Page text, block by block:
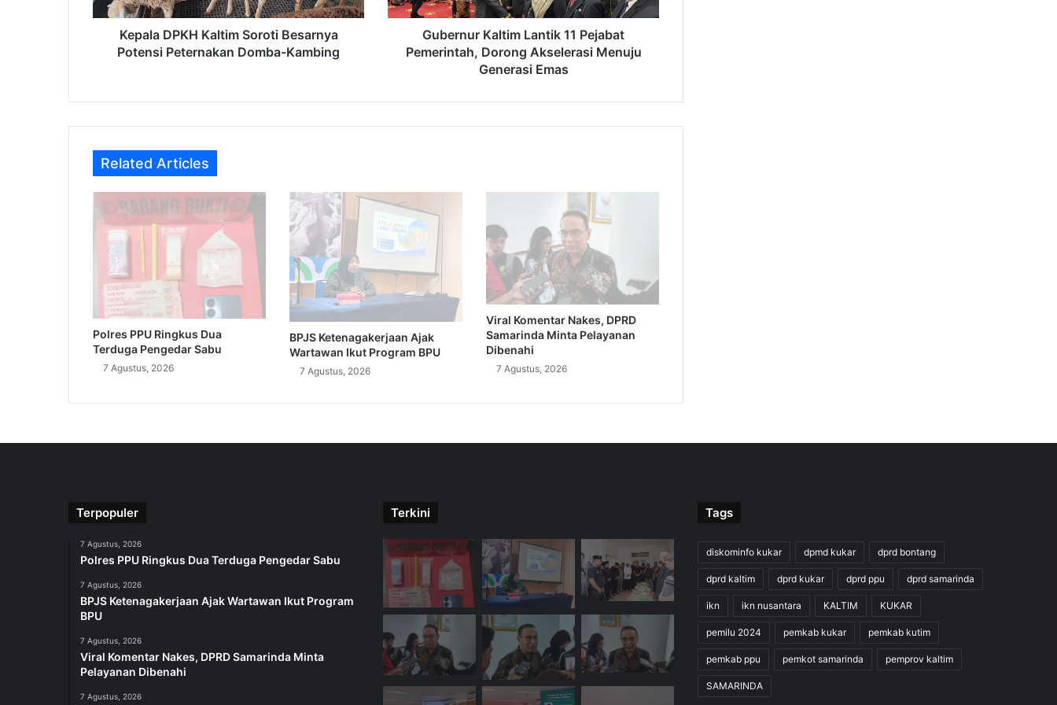
Kambing
Kepala DPKH Kaltim Soroti Besarnya
Potensi Peternakan Domba-Kambing
Menuju
Generasi
Emas
Gubernur Kaltim Lantik 11 Pejabat
Pemerintah, Dorong Akselerasi Menuju
Generasi Emas
Related Articles
Polres PPU Ringkus Dua
Terduga Pengedar Sabu
7 Agustus, 2026
BPJS Ketenagakerjaan Ajak
Wartawan Ikut Program BPU
7 Agustus, 2026
Viral Komentar Nakes, DPRD
Samarinda Minta Pelayanan
Dibenahi
7 Agustus, 2026
Terpopuler
7 Agustus, 2026
Polres PPU Ringkus Dua Terduga Pengedar Sabu
7 Agustus, 2026
BPJS Ketenagakerjaan Ajak Wartawan Ikut Program
BPU
7 Agustus, 2026
Viral Komentar Nakes, DPRD Samarinda Minta
Pelayanan Dibenahi
7 Agustus, 2026
Terkini Tags
diskominfo kukar dpmd kukar dprd bontang
dprd kaltim dprd kukar dprd ppu dprd samarinda
ikn ikn nusantara KALTIM KUKAR
pemilu 2024 pemkab kukar pemkab kutim
pemkab ppu pemkot samarinda pemprov kaltim
SAMARINDA